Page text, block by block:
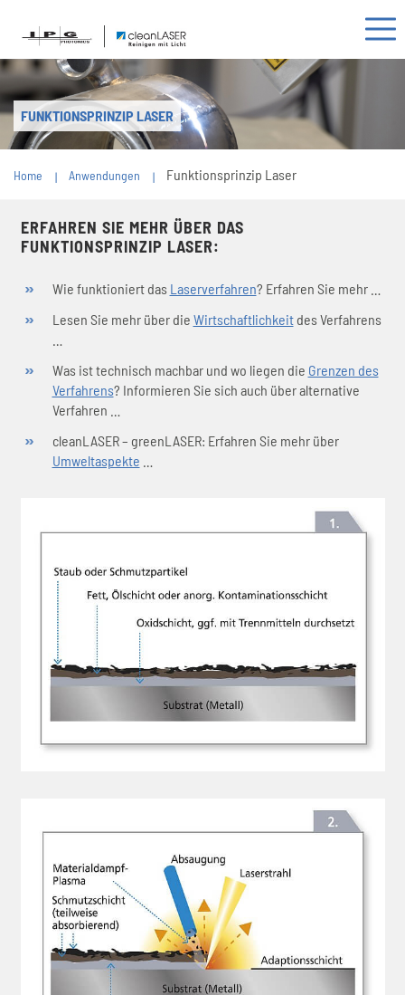
FUNKTIONSPRINZIP LASER
Home Anwendungen Funktionsprinzip Laser
ERFAHREN SIE MEHR ÜBER DAS
FUNKTIONSPRINZIP LASER:
Wie funktioniert das Laserverfahren? Erfahren Sie mehr …
Lesen Sie mehr über die Wirtschaftlichkeitdes Verfahrens
Was ist technisch machbar und wo liegen die Grenzen des
Verfahrens? Informieren Sie sich auch über alternative
Verfahren …
cleanLASER – greenLASER: Erfahren Sie mehr über
Umweltaspekte